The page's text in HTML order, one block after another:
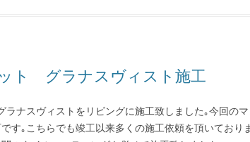
ト グラナスヴィスト施工
ラナスヴィストをリビングに施工致しました｡今回の
す｡こちらでも竣工以来多くの施工依頼を頂いており